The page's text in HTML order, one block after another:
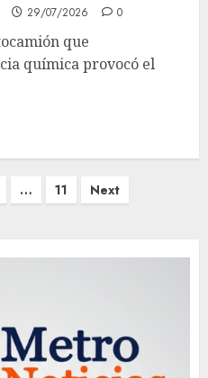
29/07/2026 0
que
química provocó el
… 11 Next